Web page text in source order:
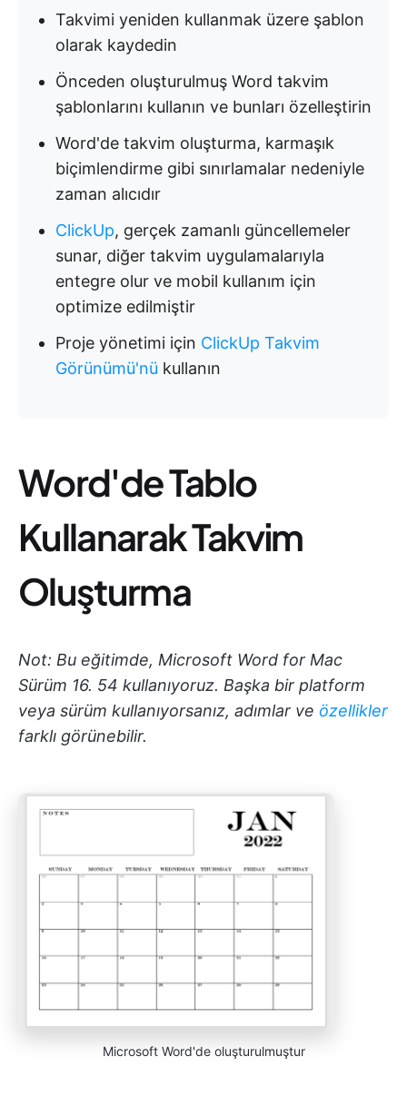
Takvimi yeniden kullanmak üzere şablon
olarak kaydedin
Önceden oluşturulmuş Word takvim
şablonlarını kullanın ve bunları özelleştirin
Word'de takvim oluşturma, karmaşık
biçimlendirme gibi sınırlamalar nedeniyle
zaman alıcıdır
ClickUp, gerçek zamanlı güncellemeler
sunar, diğer takvim uygulamalarıyla
entegre olur ve mobil kullanım için
optimize edilmiştir
Proje yönetimi için ClickUp Takvim
Görünümü'nü kullanın
Word'de Tablo
Kullanarak Takvim
Oluşturma
Not: Bu eğitimde, Microsoft Word for Mac
Sürüm 16. 54 kullanıyoruz. Başka bir platform
veya sürüm kullanıyorsanız, adımlar ve özellikler
farklı görünebilir.
Microsoft Word'de oluşturulmuştur